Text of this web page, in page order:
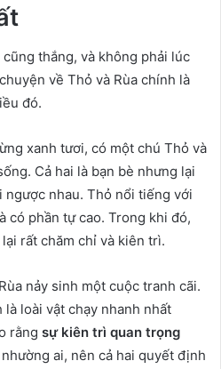
thắng, và không phải lúc
về Thỏ và Rùa chính là
đó.
xanh tươi, có một chú Thỏ và
Cả hai là bạn bè nhưng lại
ngược nhau. Thỏ nổi tiếng với
có phần tự cao. Trong khi đó,
rất chăm chỉ và kiên trì.
nảy sinh một cuộc tranh cãi.
loài vật chạy nhanh nhất
rằng sự kiên trì quan trọng
ai, nên cả hai quyết định